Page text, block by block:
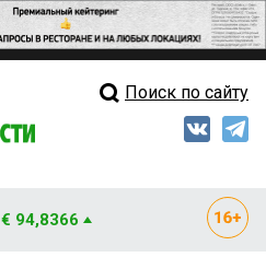
Свежий выпускПоиск по сайту
€ 94,8366